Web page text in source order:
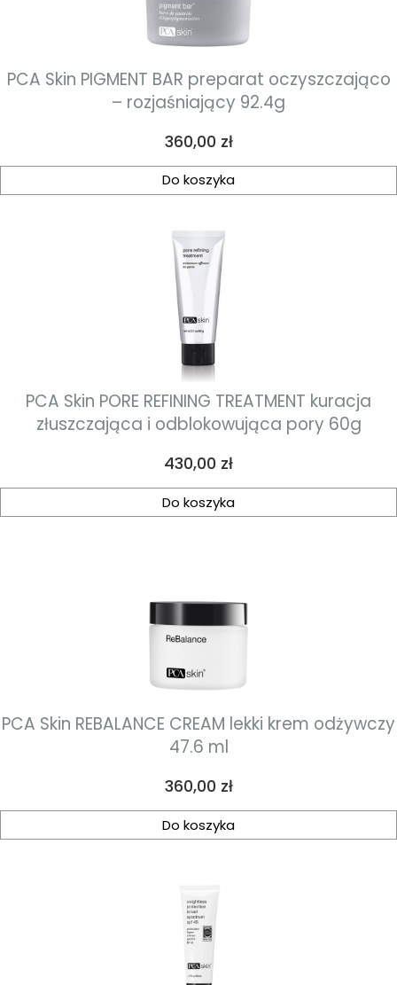
PCA Skin PIGMENT BAR preparat oczyszczająco
– rozjaśniający 92.4g
Cena
360,00 zł
Do koszyka
PCA Skin PORE REFINING TREATMENT kuracja
złuszczająca i odblokowująca pory 60g
Cena
430,00 zł
Do koszyka
PCA Skin REBALANCE CREAM lekki krem odżywczy
47.6 ml
Cena
360,00 zł
Do koszyka